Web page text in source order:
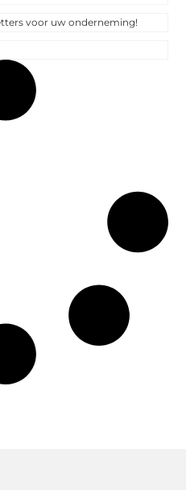
voor uw onderneming!